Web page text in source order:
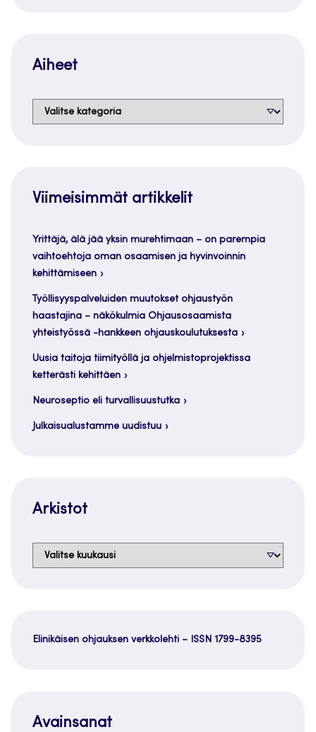
Aiheet
Aiheet
Viimeisimmät artikkelit
Yrittäjä, älä jää yksin murehtimaan – on parempia
vaihtoehtoja oman osaamisen ja hyvinvoinnin
kehittämiseen
Työllisyyspalveluiden muutokset ohjaustyön
haastajina – näkökulmia Ohjausosaamista
yhteistyössä -hankkeen ohjauskoulutuksesta
Uusia taitoja tiimityöllä ja ohjelmistoprojektissa
ketterästi kehittäen
Neuroseptio eli turvallisuustutka
Julkaisualustamme uudistuu
Arkistot
Arkistot
Elinikäisen ohjauksen verkkolehti – ISSN 1799-8395
Avainsanat